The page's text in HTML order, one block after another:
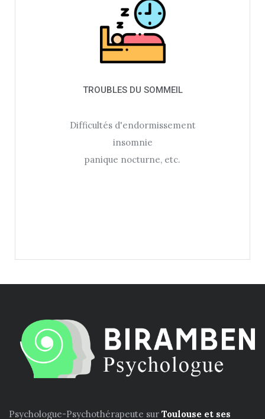
TROUBLES DU SOMMEIL
Difficultés d'endormissement
insomnie
panique nocturne, etc.
Psychologue-Psychothérapeute sur Toulouse et ses